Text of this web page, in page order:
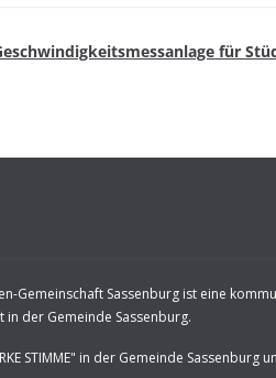
für
Gemeinschaft Sassenburg ist eine
in der Gemeinde Sassenburg.
STIMME" in der Gemeinde Sassenburg